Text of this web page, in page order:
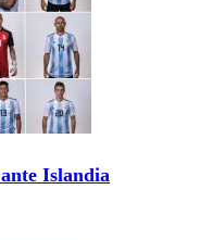
Islandia